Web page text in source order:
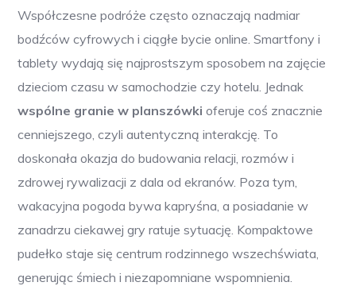
Współczesne podróże często oznaczają nadmiar
bodźców cyfrowych i ciągłe bycie online. Smartfony i
tablety wydają się najprostszym sposobem na zajęcie
dzieciom czasu w samochodzie czy hotelu. Jednak
wspólne granie w planszówki oferuje coś znacznie
cenniejszego, czyli autentyczną interakcję. To
doskonała okazja do budowania relacji, rozmów i
zdrowej rywalizacji z dala od ekranów. Poza tym,
wakacyjna pogoda bywa kapryśna, a posiadanie w
zanadrzu ciekawej gry ratuje sytuację. Kompaktowe
pudełko staje się centrum rodzinnego wszechświata,
generując śmiech i niezapomniane wspomnienia.